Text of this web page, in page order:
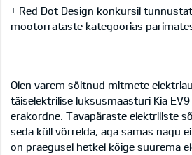
+ Red Dot Design konkursil
mootorrataste kategoorias
Olen varem sõitnud mitmete
täiselektrilise luksusmaasturi Kia
erakordne. Tavapäraste elektriliste
seda küll võrrelda, aga samas nagu
on praegusel hetkel kõige suurema